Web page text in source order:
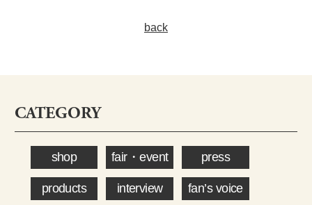
back
CATEGORY
shop fair・event press
products interview fan’s voice